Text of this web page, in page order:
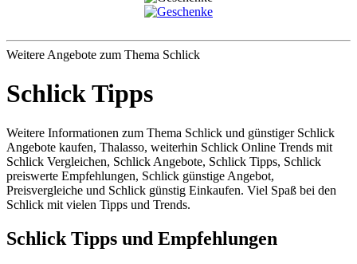
Weitere Angebote zum Thema Schlick
Schlick Tipps
Weitere Informationen zum Thema Schlick und günstiger Schlick
Angebote kaufen, Thalasso, weiterhin Schlick Online Trends mit
Schlick Vergleichen, Schlick Angebote, Schlick Tipps, Schlick
preiswerte Empfehlungen, Schlick günstige Angebot,
Preisvergleiche und Schlick günstig Einkaufen. Viel Spaß bei den
Schlick mit vielen Tipps und Trends.
Schlick Tipps und Empfehlungen